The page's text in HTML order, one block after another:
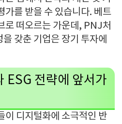
가를 받을 수 있습니다. 베트
로 떠오르는 가운데 , PNJ처
갖춘 기업은 장기 투자에
ESG 전략에 앞서가
이 디지털화에 소극적인 반